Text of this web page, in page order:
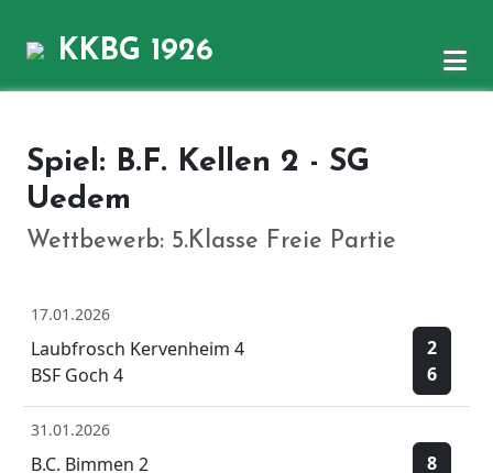
KKBG 1926
Spiel: B.F. Kellen 2 - SG
Uedem
Wettbewerb: 5.Klasse Freie Partie
17.01.2026
Laubfrosch Kervenheim 4
BSF Goch 4
2
6
31.01.2026
B.C. Bimmen 2
8